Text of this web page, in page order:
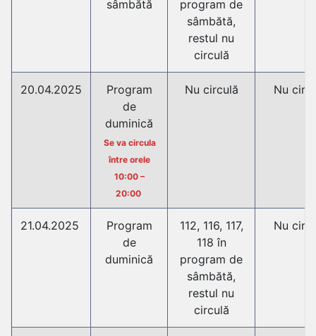
sâmbătă
program de
sâmbătă,
restul nu
circulă
20.04.2025
Program
de
duminică
Se va circula
între orele
10:00 –
20:00
Nu circulă Nu
21.04.2025
Program
de
duminică
112, 116, 117,
118 în
program de
sâmbătă,
restul nu
circulă
Nu